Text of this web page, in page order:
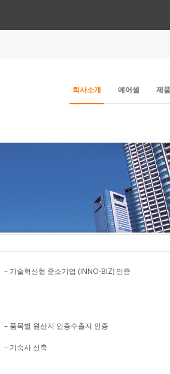
회사소개 에어셀 제
– 기술혁신형 중소기업 (INNO-BIZ) 인증
– 품목별 원산지 인증수출자 인증
– 기숙사 신축